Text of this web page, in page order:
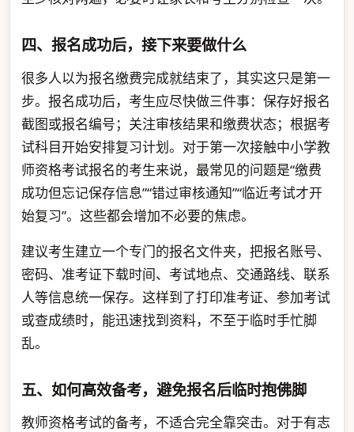
四、报名成功后，接下来要做什么
很多人以为报名缴费完成就结束了，其实这只是第一
步。报名成功后，考生应尽快做三件事：保存好报名
截图或报名编号；关注审核结果和缴费状态；根据考
试科目开始安排复习计划。对于第一次接触中小学教
师资格考试报名的考生来说，最常见的问题是“缴费
成功但忘记保存信息”“错过审核通知”“临近考试才开
始复习”。这些都会增加不必要的焦虑。
建议考生建立一个专门的报名文件夹，把报名账号、
密码、准考证下载时间、考试地点、交通路线、联系
人等信息统一保存。这样到了打印准考证、参加考试
或查成绩时，能迅速找到资料，不至于临时手忙脚
乱。
五、如何高效备考，避免报名后临时抱佛脚
教师资格考试的备考，不适合完全靠突击。对于有志